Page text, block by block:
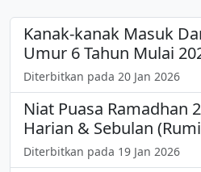
Kanak-kanak Masuk
Umur 6 Tahun Mulai
Diterbitkan pada 20 Jan 2026
Niat Puasa Ramadhan
Harian & Sebulan
Diterbitkan pada 19 Jan 2026